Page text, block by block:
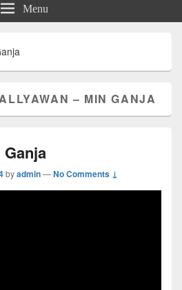
Menu
– MIN GANJA
byadmin—No Comments ↓